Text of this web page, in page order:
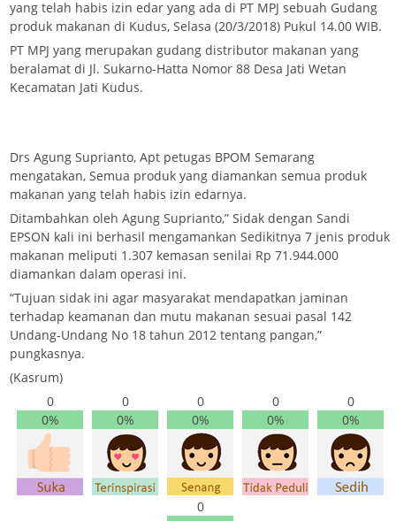
yang telah habis izin edar yang ada di PT MPJ sebuah Gudang
produk makanan di Kudus, Selasa (20/3/2018) Pukul 14.00 WIB.
PT MPJ yang merupakan gudang distributor makanan yang
beralamat di Jl. Sukarno-Hatta Nomor 88 Desa Jati Wetan
Kecamatan Jati Kudus.
Drs Agung Suprianto, Apt petugas BPOM Semarang
mengatakan, Semua produk yang diamankan semua produk
makanan yang telah habis izin edarnya.
Ditambahkan oleh Agung Suprianto,” Sidak dengan Sandi
EPSON kali ini berhasil mengamankan Sedikitnya 7 jenis produk
makanan meliputi 1.307 kemasan senilai Rp 71.944.000
diamankan dalam operasi ini.
“Tujuan sidak ini agar masyarakat mendapatkan jaminan
terhadap keamanan dan mutu makanan sesuai pasal 142
Undang-Undang No 18 tahun 2012 tentang pangan,”
pungkasnya.
(Kasrum)
0
0%
0
0%
0
0%
0
0%
0
0%
0